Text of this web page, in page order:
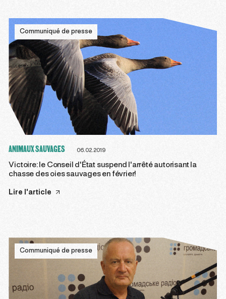
Communiqué de presse
ANIMAUX SAUVAGES 06.02.2019
Victoire: le Conseil d'État suspend l'arrêté autorisant la
chasse des oies sauvages en février!
Lire l'article
Communiqué de presse